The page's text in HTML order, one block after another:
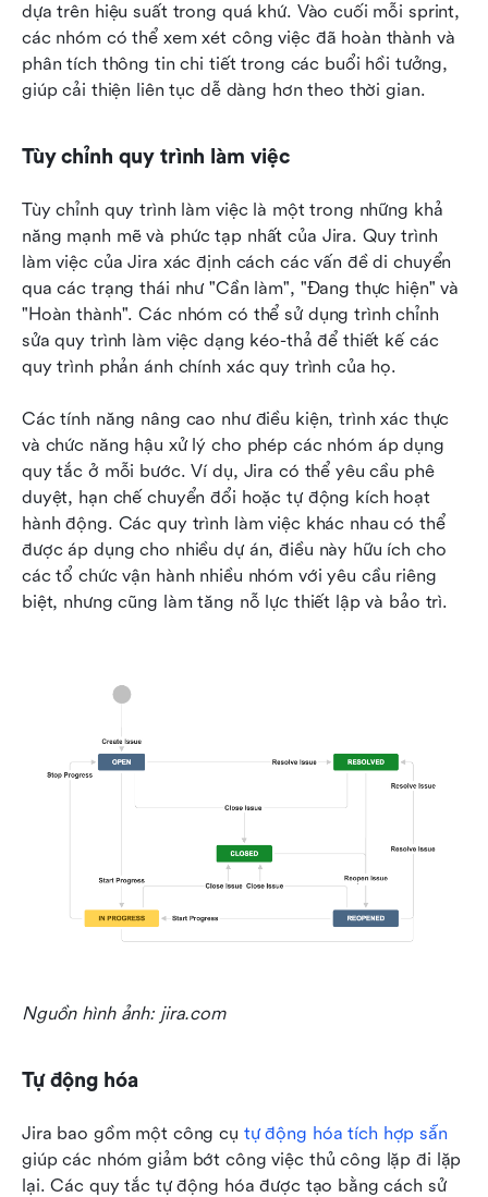
dựa trên hiệu suất trong quá khứ. Vào cuối mỗi sprint,
các nhóm có thể xem xét công việc đã hoàn thành và
phân tích thông tin chi tiết trong các buổi hồi tưởng,
giúp cải thiện liên tục dễ dàng hơn theo thời gian.
Tùy chỉnh quy trình làm việc
Tùy chỉnh quy trình làm việc là một trong những khả
năng mạnh mẽ và phức tạp nhất của Jira. Quy trình
làm việc của Jira xác định cách các vấn đề di chuyển
qua các trạng thái như "Cần làm", "Đang thực hiện" và
"Hoàn thành". Các nhóm có thể sử dụng trình chỉnh
sửa quy trình làm việc dạng kéo-thả để thiết kế các
quy trình phản ánh chính xác quy trình của họ.
Các tính năng nâng cao như điều kiện, trình xác thực
và chức năng hậu xử lý cho phép các nhóm áp dụng
quy tắc ở mỗi bước. Ví dụ, Jira có thể yêu cầu phê
duyệt, hạn chế chuyển đổi hoặc tự động kích hoạt
hành động. Các quy trình làm việc khác nhau có thể
được áp dụng cho nhiều dự án, điều này hữu ích cho
các tổ chức vận hành nhiều nhóm với yêu cầu riêng
biệt, nhưng cũng làm tăng nỗ lực thiết lập và bảo trì.
Nguồn hình ảnh: jira.com
Tự động hóa
Jira bao gồm một công cụ tự động hóa tích hợp sẵn
giúp các nhóm giảm bớt công việc thủ công lặp đi lặp
lại. Các quy tắc tự động hóa được tạo bằng cách sử